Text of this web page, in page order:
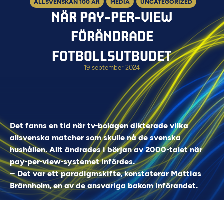
ALLSVENSKAN 100 ÅR MEDIA UNCATEGORIZED
NÄR PAY-PER-VIEW
FÖRÄNDRADE
FOTBOLLSUTBUDET
19 september 2024
Det fanns en tid när tv-bolagen dikterade vilka
allsvenska matcher som skulle nå de svenska
hushållen. Allt ändrades i början av 2000-talet när
pay-per-view-systemet infördes.
– Det var ett paradigmskifte, konstaterar Mattias
Brännholm, en av de ansvariga bakom införandet.